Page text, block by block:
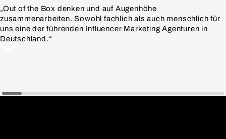
„Out of the Box denken und auf Augenhöhe
zusammenarbeiten. Sowohl fachlich als auch menschlich für
uns eine der führenden Influencer Marketing Agenturen in
Deutschland.“